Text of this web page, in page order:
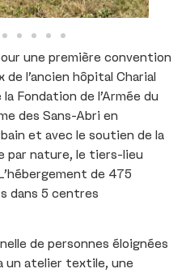
une première convention
de l’ancien hôpital Charial
Fondation de l’Armée du
des Sans-Abri en
et avec le soutien de la
par nature, le tiers-lieu
de 475
dans 5 centres
de personnes éloignées
un atelier textile, une